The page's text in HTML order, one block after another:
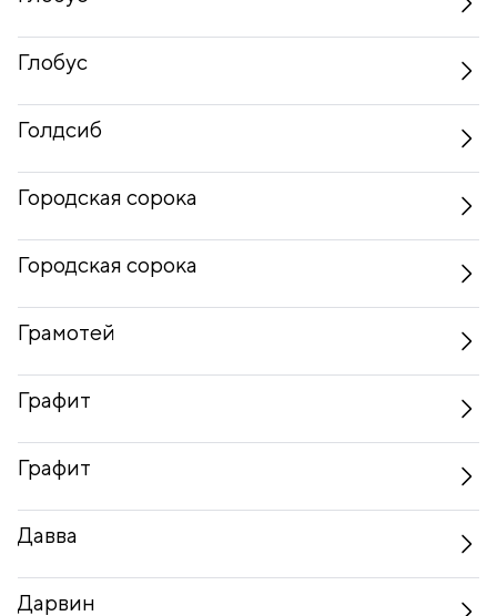
Глобус
Голдсиб
Городская сорока
Городская сорока
Грамотей
Графит
Графит
Давва
Дарвин